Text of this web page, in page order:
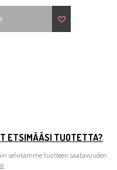
ETSIMÄÄSI TUOTETTA?
selvitämme tuotteen saatavuuden